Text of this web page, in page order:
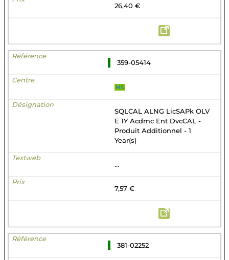
26,40 €
359-05414
MS
SQLCAL ALNG LicSAPk OLV
E 1Y Acdmc Ent DvcCAL -
Produit Additionnel - 1
Year(s)
...
7,57 €
381-02252